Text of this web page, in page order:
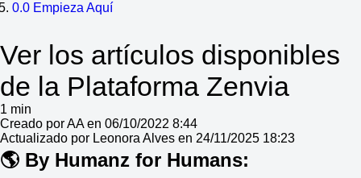
0.0 Empieza Aquí
Ver los artículos disponibles
de la Plataforma Zenvia
1 min
Creado por AA en 06/10/2022 8:44
Actualizado por Leonora Alves en 24/11/2025 18:23
🌎 By Humanz for Humans: